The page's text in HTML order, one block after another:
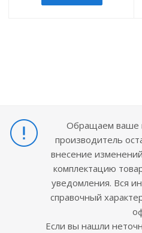
Обращаем ваше
производитель
внесение
комплектацию
уведомления. Вся
справочный
Если вы нашли